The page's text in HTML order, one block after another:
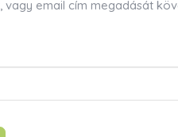
vagy email cím megadását